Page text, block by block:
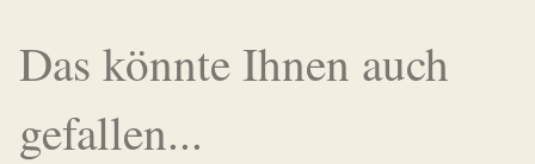
Das könnte Ihnen auch
gefallen...